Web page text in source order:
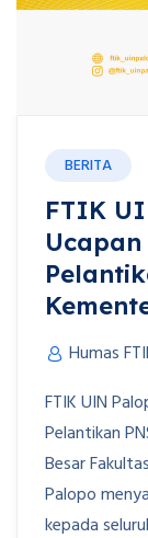
BERITA
FTIK
Humas
FTIK UIN
Pelantikan
Besar
Palopo
kepada